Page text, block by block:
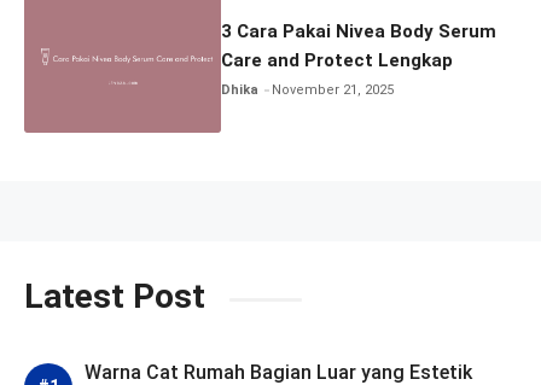
3 Cara Pakai Nivea Body Serum
Care and Protect Lengkap
Dhika November 21, 2025
Latest Post
Warna Cat Rumah Bagian Luar yang Estetik